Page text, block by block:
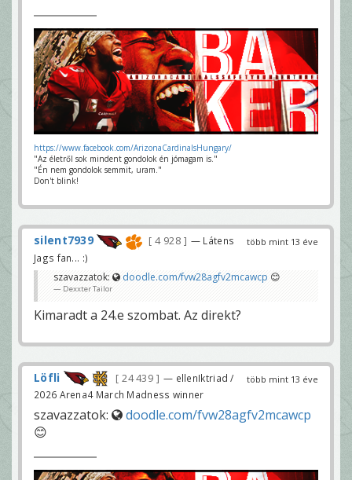
https://www.facebook.com/ArizonaCardinalsHungary/
"Az életről sok mindent gondolok én jómagam is."
"Én nem gondolok semmit, uram."
Don't blink!
több mint 13 éve
silent7939 4 928
— Látens
Jags fan... :)
szavazzatok: doodle.com/fvw28agfv2mcawcp 😊
Dexxter Tailor
Kimaradt a 24.e szombat. Az direkt?
több mint 13 éve
Löfli 24 439
— ellenIktriad /
2026 Arena4 March Madness winner
szavazzatok:
doodle.com/fvw28agfv2mcawcp
😊